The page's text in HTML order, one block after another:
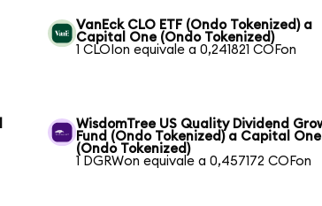
VanEck CLO ETF (Ondo Tokenized) a
Capital One (Ondo Tokenized)
1 CLOIon equivale a 0,241821 COFon
WisdomTree US Quality Dividend
Fund (Ondo Tokenized) a Capital One
(Ondo Tokenized)
1 DGRWon equivale a 0,457172 COFon